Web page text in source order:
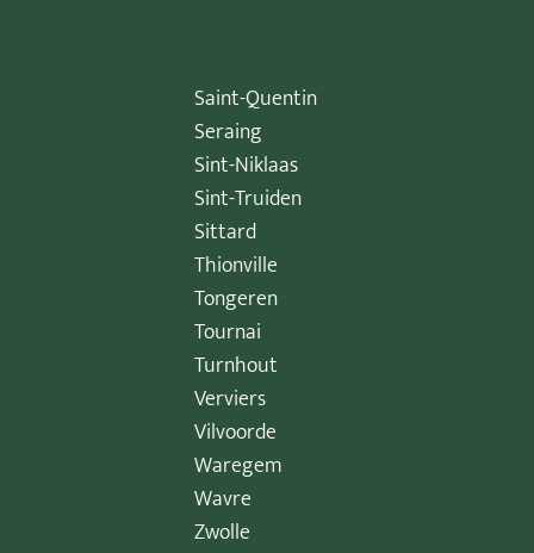
Saint-Quentin
Seraing
Sint-Niklaas
Sint-Truiden
Sittard
Thionville
Tongeren
Tournai
Turnhout
Verviers
Vilvoorde
Waregem
Wavre
Zwolle